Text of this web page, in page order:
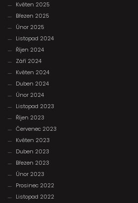
Květen 2025
Březen 2025
Únor 2025
Listopad 2024
Říjen 2024
Září 2024
Květen 2024
Duben 2024
Únor 2024
Listopad 2023
Říjen 2023
Červenec 2023
Květen 2023
Duben 2023
Březen 2023
Únor 2023
Prosinec 2022
Listopad 2022